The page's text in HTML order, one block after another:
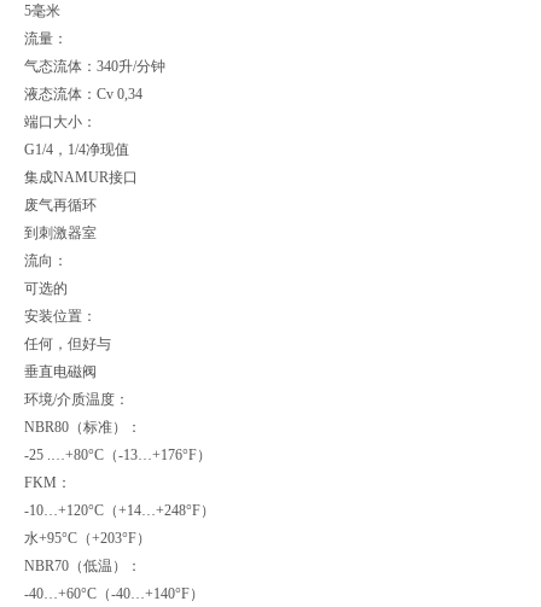
5毫米
流量：
气态流体：340升/分钟
液态流体：Cv 0,34
端口大小：
G1/4，1/4净现值
集成NAMUR接口
废气再循环
到刺激器室
流向：
可选的
安装位置：
任何，但好与
垂直电磁阀
环境/介质温度：
NBR80（标准）：
-25 .…+80°C（-13…+176°F）
FKM：
-10…+120°C（+14…+248°F）
水+95°C（+203°F）
NBR70（低温）：
-40…+60°C（-40…+140°F）